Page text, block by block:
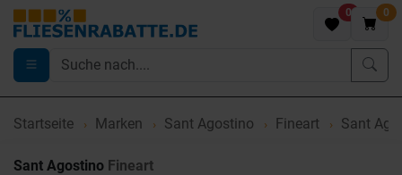
0 0
Startseite Marken Sant Agostino Fineart Sant
Sant Agostino Fineart